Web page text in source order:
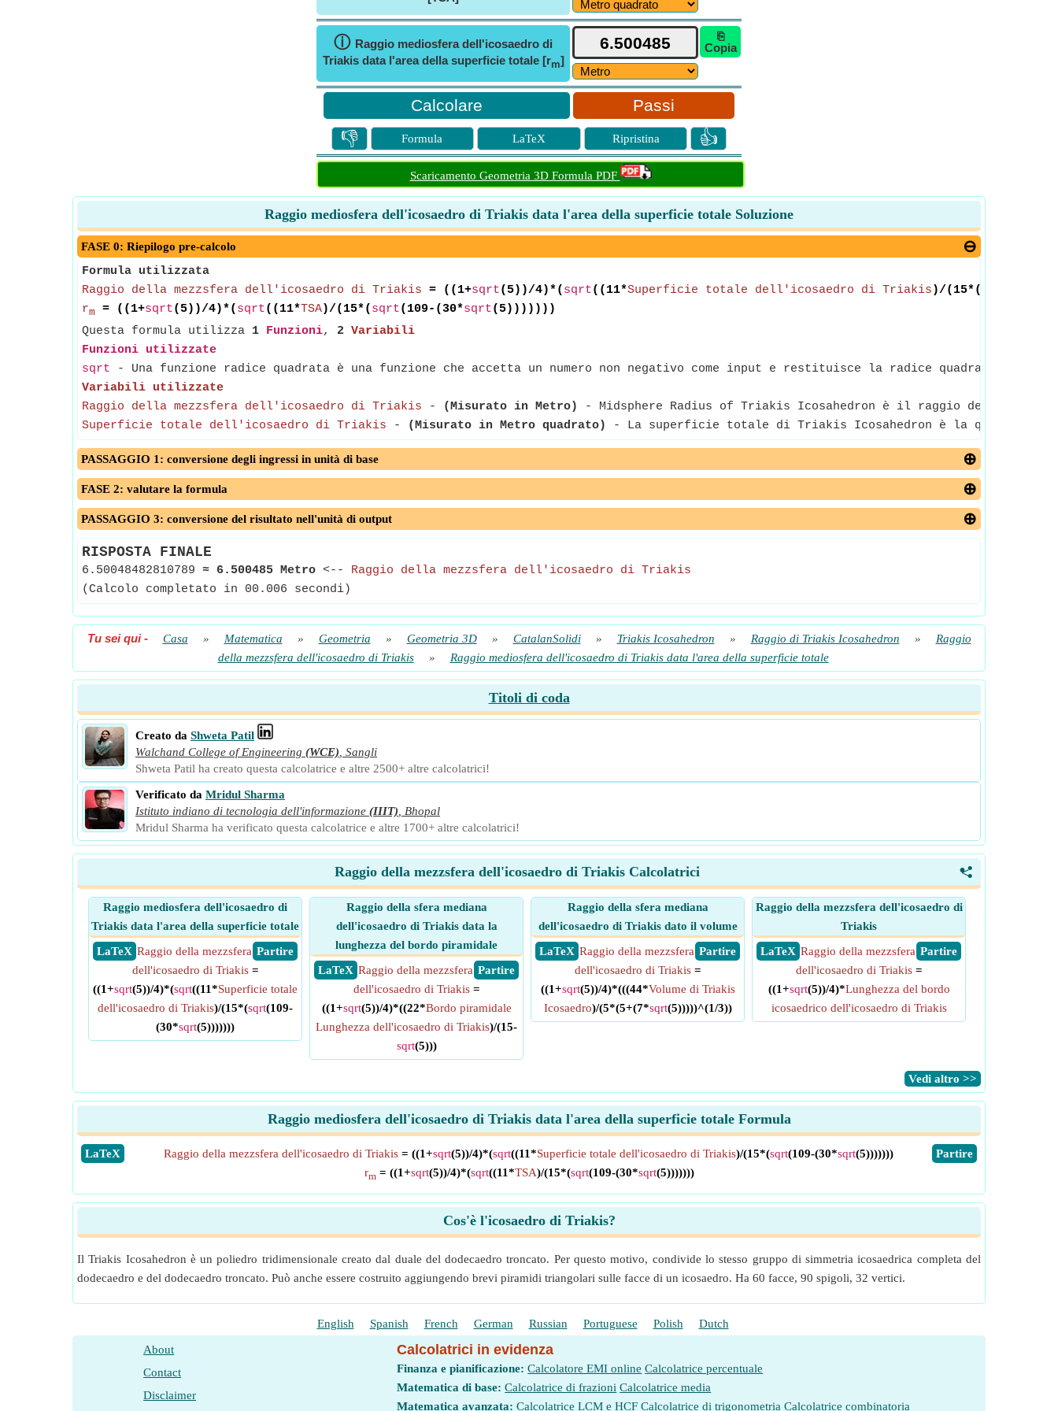
ⓘ Raggio mediosfera dell'icosaedro di
Triakis data l'area della superficie totale [rm]
⎘
Copia
Passi
👎 Formula LaTeX Ripristina 👍
Scaricamento Geometria 3D Formula PDF
Raggio mediosfera dell'icosaedro di Triakis data l'area della superficie totale Soluzione
FASE 0: Riepilogo pre-calcolo
Formula utilizzata
Raggio della mezzsfera dell'icosaedro di Triakis = ((1+sqrt(5))/4)*( sqrt((11*Superficie totale dell'icosaedro di Triakis )/(15*(
rm = ((1+sqrt(5))/4)*( sqrt((11*TSA)/(15*( sqrt(109-(30*sqrt(5)))))))
Questa formula utilizza 1 Funzioni, 2 Variabili
Funzioni utilizzate
sqrt - Una funzione radice quadrata è una funzione che accetta un numero non negativo come input e restituisce la radice quadrata del
Variabili utilizzate
Raggio della mezzsfera dell'icosaedro di Triakis - (Misurato in Metro)
- Midsphere Radius of Triakis Icosahedron è il raggio della
Superficie totale dell'icosaedro di Triakis - (Misurato in Metro quadrato) - La superficie totale di Triakis Icosahedron è la quantità o
PASSAGGIO 1: conversione degli ingressi in unità di base
FASE 2: valutare la formula
PASSAGGIO 3: conversione del risultato nell'unità di output
RISPOSTA FINALE
6.50048482810789 ≈ 6.500485 Metro <-- Raggio della mezzsfera dell'icosaedro di Triakis
(Calcolo completato in 00.006 secondi)
Tu sei qui- Casa » Matematica » Geometria » Geometria 3D » CatalanSolidi » Triakis Icosahedron » Raggio di Triakis Icosahedron »
Raggio
della mezzsfera dell'icosaedro di Triakis
» Raggio mediosfera dell'icosaedro di Triakis data l'area della superficie totale
Titoli di coda
Creato da Shweta Patil
Walchand College of Engineering (WCE) Sangli
Shweta Patil ha creato questa calcolatrice e altre 2500+ altre calcolatrici!
Verificato da Mridul Sharma
Istituto indiano di tecnologia dell'informazione (IIIT)
Bhopal
Mridul Sharma ha verificato questa calcolatrice e altre 1700+ altre calcolatrici!
<
Raggio della mezzsfera dell'icosaedro di Triakis Calcolatrici
Raggio mediosfera dell'icosaedro di
Triakis data l'area della superficie totale
​ LaTeX
​ Partire
Raggio della mezzsfera
dell'icosaedro di Triakis=
((1+sqrt(5))/4)*(sqrt((11*Superficie totale
dell'icosaedro di Triakis)/(15*(sqrt(109-
(30*sqrt(5)))))))
Raggio della sfera mediana
dell'icosaedro di Triakis data la
lunghezza del bordo piramidale
​ LaTeX
​ Partire
Raggio della mezzsfera
dell'icosaedro di Triakis=
((1+sqrt(5))/4)*((22*Bordo piramidale
Lunghezza dell'icosaedro di Triakis)/(15-
sqrt(5)))
Raggio della sfera mediana
dell'icosaedro di Triakis dato il volume
​ LaTeX
​ Partire
Raggio della mezzsfera
dell'icosaedro di Triakis=
((1+sqrt(5))/4)*(((44*Volume di Triakis
Icosaedro)/(5*(5+(7*sqrt(5)))))^(1/3))
Raggio della mezzsfera dell'icosaedro di
Triakis
​ LaTeX
​ Partire
Raggio della mezzsfera
dell'icosaedro di Triakis=
((1+sqrt(5))/4)*Lunghezza del bordo
icosaedrico dell'icosaedro di Triakis
​Vedi altro >>
Raggio mediosfera dell'icosaedro di Triakis data l'area della superficie totale Formula
​LaTeX ​Partire
Raggio della mezzsfera dell'icosaedro di Triakis= ((1+sqrt(5))/4)*(sqrt((11*Superficie totale dell'icosaedro di Triakis)/(15*(sqrt(109-(30*sqrt(5)))))))
rm = ((1+sqrt(5))/4)*(sqrt((11*TSA)/(15*(sqrt(109-(30*sqrt(5)))))))
Cos'è l'icosaedro di Triakis?
Il Triakis Icosahedron è un poliedro tridimensionale creato dal duale del dodecaedro troncato. Per questo motivo, condivide lo stesso gruppo di simmetria icosaedrica completa del
dodecaedro e del dodecaedro troncato. Può anche essere costruito aggiungendo brevi piramidi triangolari sulle facce di un icosaedro. Ha 60 facce, 90 spigoli, 32 vertici.
English Spanish French German Russian Portuguese Polish Dutch
About
Contact
Disclaimer
Calcolatrici in evidenza
Finanza e pianificazione: Calcolatore EMI online Calcolatrice percentuale
Matematica di base: Calcolatrice di frazioni Calcolatrice media
Matematica avanzata: Calcolatrice LCM e HCF Calcolatrice di trigonometria Calcolatrice combinatoria